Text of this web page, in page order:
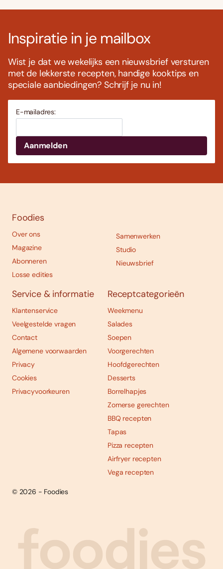
Abonneren
Bestellen
Inspiratie in je mailbox
Wist je dat we wekelijks een nieuwsbrief versturen
met de lekkerste recepten, handige kooktips en
speciale aanbiedingen? Schrijf je nu in!
E-mailadres:
Foodies
Over ons
Magazine
Abonneren
Losse edities
Samenwerken
Studio
Nieuwsbrief
Service & informatie
Klantenservice
Veelgestelde vragen
Contact
Algemene voorwaarden
Privacy
Cookies
Privacyvoorkeuren
Receptcategorieën
Weekmenu
Salades
Soepen
Voorgerechten
Hoofdgerechten
Desserts
Borrelhapjes
Zomerse gerechten
BBQ recepten
Tapas
Pizza recepten
Airfryer recepten
Vega recepten
© 2026 - Foodies